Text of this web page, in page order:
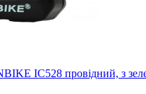
IC528 провідний, з